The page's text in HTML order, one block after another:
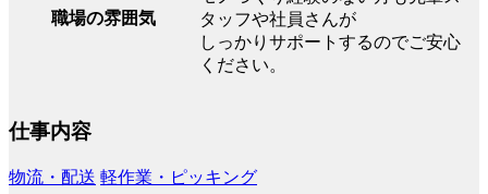
職場の雰囲気
タッフや社員さんが
しっかりサポートするのでご安心
ください。
仕事内容
物流・配送 軽作業・ピッキング